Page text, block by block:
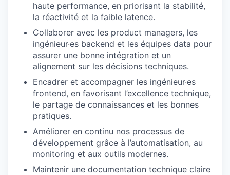
haute performance, en priorisant la stabilité,
la réactivité et la faible latence.
Collaborer avec les product managers, les
ingénieur·es backend et les équipes data pour
assurer une bonne intégration et un
alignement sur les décisions techniques.
Encadrer et accompagner les ingénieur·es
frontend, en favorisant l’excellence technique,
le partage de connaissances et les bonnes
pratiques.
Améliorer en continu nos processus de
développement grâce à l’automatisation, au
monitoring et aux outils modernes.
Maintenir une documentation technique claire